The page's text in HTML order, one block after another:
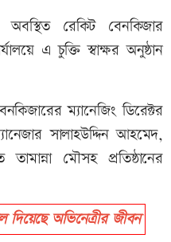
রেকিট বেনকিজার
এ চুক্তি স্বাক্ষর অনুষ্ঠান
ম্যানেজিং ডিরেক্টর
সালাহউদ্দিন আহমেদ,
তামান্না মৌসহ প্রতিষ্ঠানের
দিয়েছে অভিনেত্রীর জীবন